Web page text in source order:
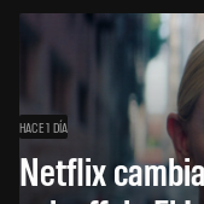
HACE 1 DÍA
Netflix